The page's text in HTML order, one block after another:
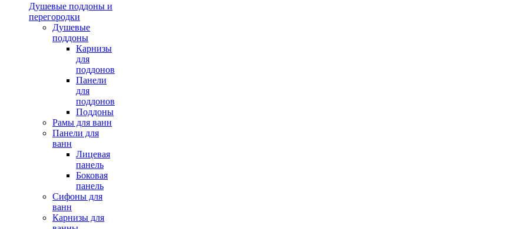
Душевые поддоны и
перегородки
Душевые
поддоны
Карнизы
для
поддонов
Панели
для
поддонов
Поддоны
Рамы для ванн
Панели для
ванн
Лицевая
панель
Боковая
панель
Сифоны для
ванн
Карнизы для